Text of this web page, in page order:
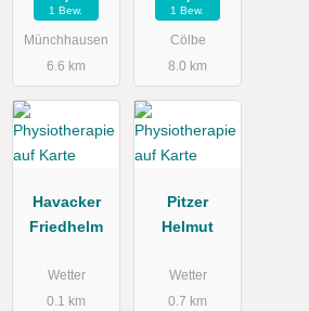
1 Bew.
Münchhausen
6.6 km
1 Bew.
Cölbe
8.0 km
Havacker
Friedhelm
Wetter
0.1 km
Pitzer
Helmut
Wetter
0.7 km